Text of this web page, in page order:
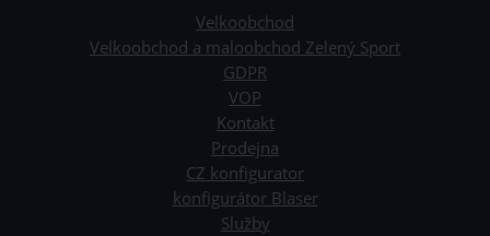
Velkoobchod
Velkoobchod a maloobchod Zelený Sport
GDPR
VOP
Kontakt
Prodejna
CZ konfigurator
konfigurátor Blaser
Služby